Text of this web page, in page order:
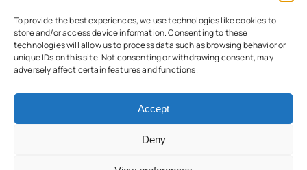
To provide the best experiences, we use technologies like cookies to
store and/or access device information. Consenting to these
technologies will allow us to process data such as browsing behavior or
unique IDs on this site. Not consenting or withdrawing consent, may
adversely affect certain features and functions.
Accept
Deny
Retour en haut de page